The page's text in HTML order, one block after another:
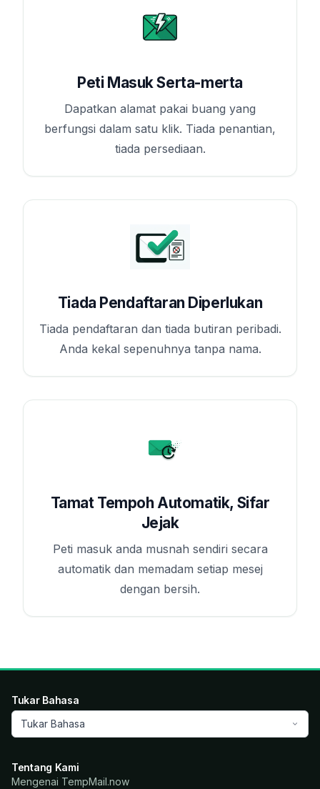
Peti Masuk Serta-merta
Dapatkan alamat pakai buang yang
berfungsi dalam satu klik. Tiada penantian,
tiada persediaan.
Tiada Pendaftaran Diperlukan
Tiada pendaftaran dan tiada butiran peribadi.
Anda kekal sepenuhnya tanpa nama.
Tamat Tempoh Automatik, Sifar
Jejak
Peti masuk anda musnah sendiri secara
automatik dan memadam setiap mesej
dengan bersih.
Tukar Bahasa
Tukar Bahasa
Tentang Kami
Mengenai TempMail.now